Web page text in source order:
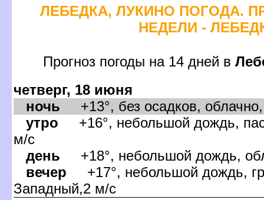
ЛЕБЕДКА, ЛУКИНО ПОГОДА.
НЕДЕЛИ -
Прогноз погоды на 14 дней
четверг, 18 июня
ночь +13°, без осадков,
утро +16°, небольшой дождь,
м/с
день +18°, небольшой дождь,
ечер +17°, небольшой дождь,
Западный,2 м/с